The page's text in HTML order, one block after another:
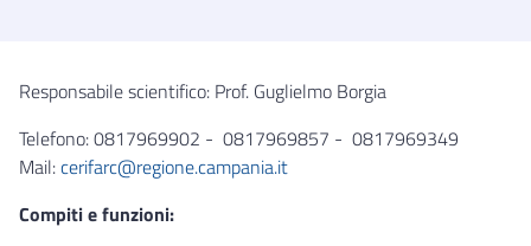
Responsabile scientifico: Prof. Guglielmo Borgia
Telefono: 0817969902 - 0817969857 - 0817969349
Mail:cerifarc@regione.campania.it
Compiti e funzioni: